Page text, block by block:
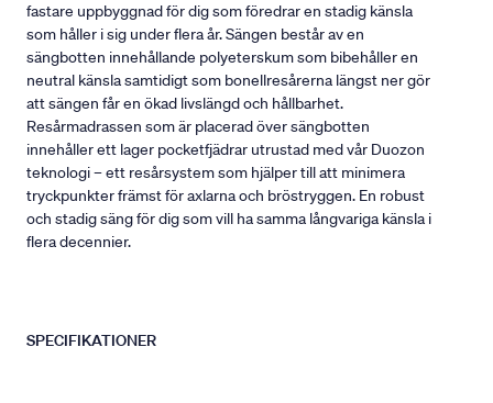
fastare uppbyggnad för dig som föredrar en stadig känsla
som håller i sig under flera år. Sängen består av en
sängbotten innehållande polyeterskum som bibehåller en
neutral känsla samtidigt som bonellresårerna längst ner gör
att sängen får en ökad livslängd och hållbarhet.
Resårmadrassen som är placerad över sängbotten
innehåller ett lager pocketfjädrar utrustad med vår Duozon
teknologi – ett resårsystem som hjälper till att minimera
tryckpunkter främst för axlarna och bröstryggen. En robust
och stadig säng för dig som vill ha samma långvariga känsla i
flera decennier.
SPECIFIKATIONER